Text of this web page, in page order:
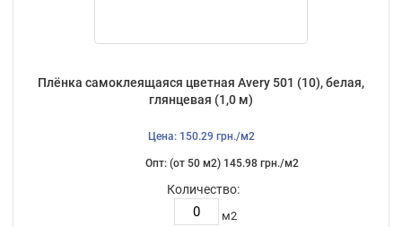
Плёнка самоклеящаяся цветная Avery 501 (10), белая,
глянцевая (1,0 м)
Цена: 150.29 грн./м2
Опт: (от 50 м2) 145.98 грн./м2
Количество:
м2